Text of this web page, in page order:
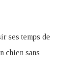
ses temps de
chien sans